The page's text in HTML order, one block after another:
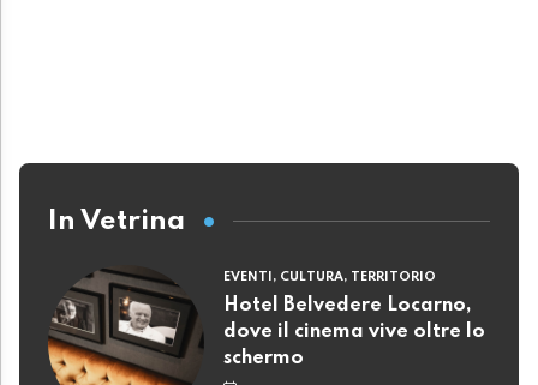
In Vetrina
EVENTI, CULTURA, TERRITORIO
Hotel Belvedere Locarno,
dove il cinema vive oltre lo
schermo